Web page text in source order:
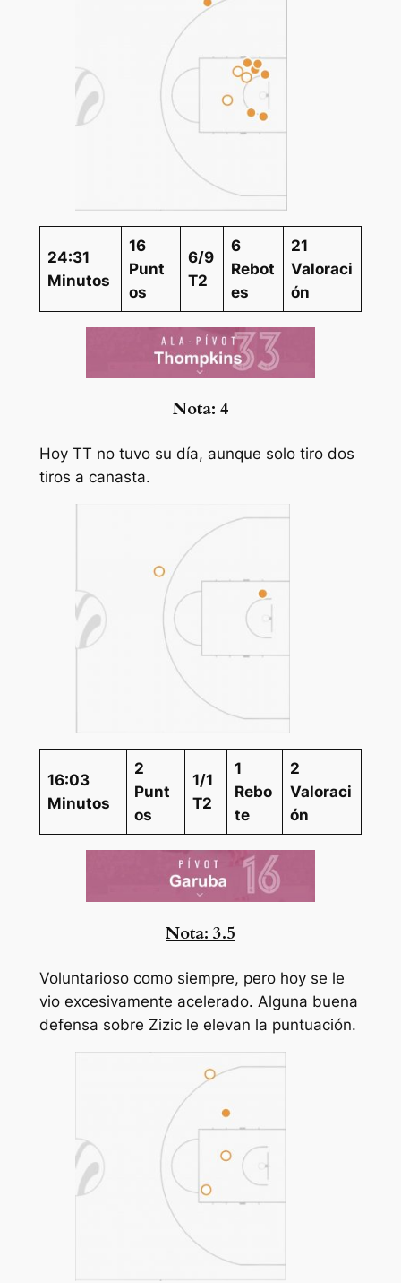
24:31
Minutos
16
Punt
os
6/9
T2
6
Rebot
es
21
Valoraci
ón
Nota: 4
Hoy TT no tuvo su día, aunque solo tiro dos
tiros a canasta.
16:03
Minutos
2
Punt
os
1/1
T2
1
Rebo
te
2
Valoraci
ón
Nota: 3.5
Voluntarioso como siempre, pero hoy se le
vio excesivamente acelerado. Alguna buena
defensa sobre Zizic le elevan la puntuación.